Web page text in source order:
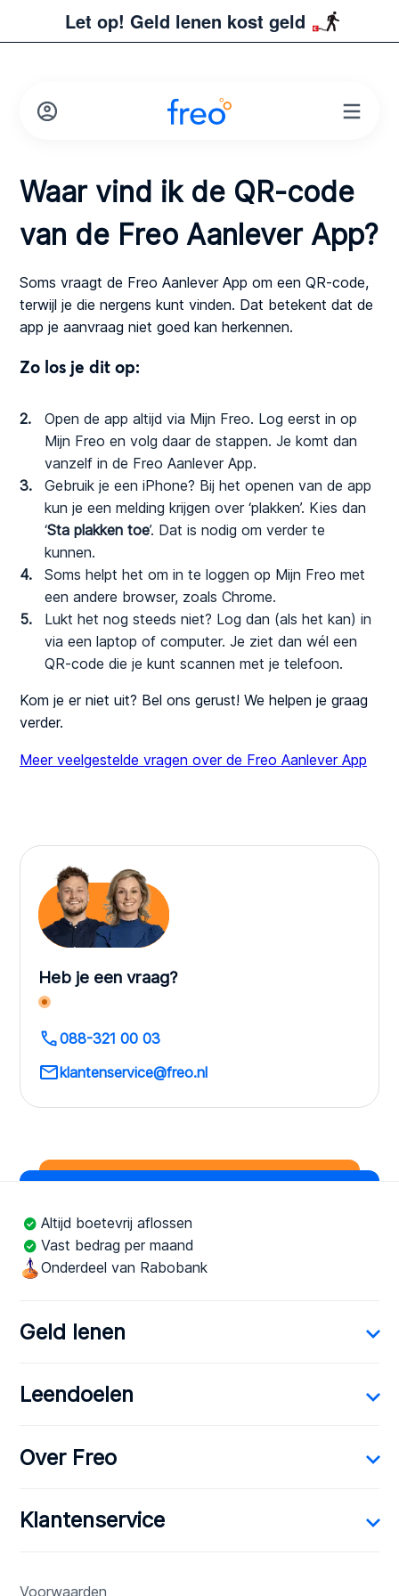
Let op! Geld lenen kost geld
Waar vind ik de QR-code
van de Freo Aanlever App?
Soms vraagt de Freo Aanlever App om een QR-code,
terwijl je die nergens kunt vinden. Dat betekent dat de
app je aanvraag niet goed kan herkennen.
Zo los je dit op:
Open de app altijd via Mijn Freo. Log eerst in op
Mijn Freo en volg daar de stappen. Je komt dan
vanzelf in de Freo Aanlever App.
Gebruik je een iPhone? Bij het openen van de app
kun je een melding krijgen over ‘plakken’. Kies dan
‘Sta plakken toe’. Dat is nodig om verder te
kunnen.
Soms helpt het om in te loggen op Mijn Freo met
een andere browser, zoals Chrome.
Lukt het nog steeds niet? Log dan (als het kan) in
via een laptop of computer. Je ziet dan wél een
QR-code die je kunt scannen met je telefoon.
Kom je er niet uit? Bel ons gerust! We helpen je graag
verder.
Meer veelgestelde vragen over de Freo Aanlever App
Heb je een vraag?
088-321 00 03
klantenservice@freo.nl
Altijd boetevrij aflossen
Vast bedrag per maand
Onderdeel van Rabobank
Geld lenen
Leendoelen
Over Freo
Klantenservice
Voorwaarden